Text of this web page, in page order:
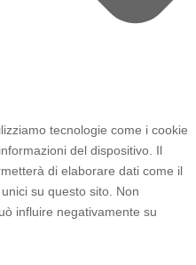
tecnologie come i cookie
del dispositivo. Il
di elaborare dati come il
su questo sito. Non
influire negativamente su